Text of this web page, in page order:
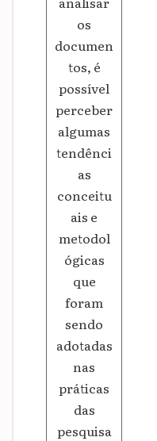
os
documen
tos, é
possível
perceber
algumas
tendênci
as
conceitu
ais e
metodol
ógicas
que
foram
sendo
adotadas
nas
práticas
das
pesquisa